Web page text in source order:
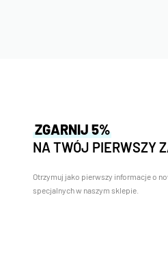
ZGARNIJ 5%
NA TWÓJ PIERWSZY
Otrzymuj jako pierwszy informacje o
specjalnych w naszym sklepie.